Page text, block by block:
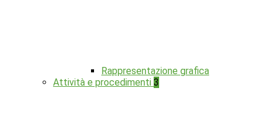
Rappresentazione grafica
Attività e procedimenti 3